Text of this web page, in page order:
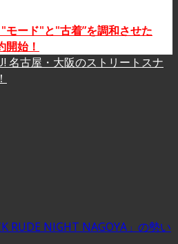
"モード"と"古着”を調和させた
開始！
名古屋・大阪のストリートスナ
RUDE NIGHT NAGOYA」の勢い